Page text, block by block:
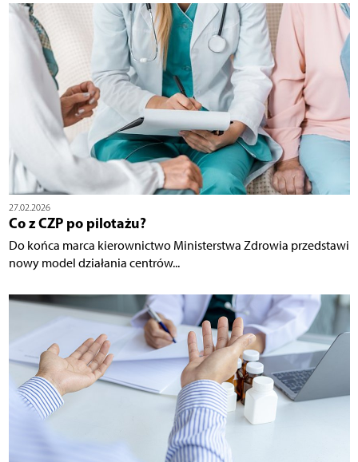
27.02.2026
Co z CZP po pilotażu?
Do końca marca kierownictwo Ministerstwa Zdrowia przedstawi
nowy model działania centrów...